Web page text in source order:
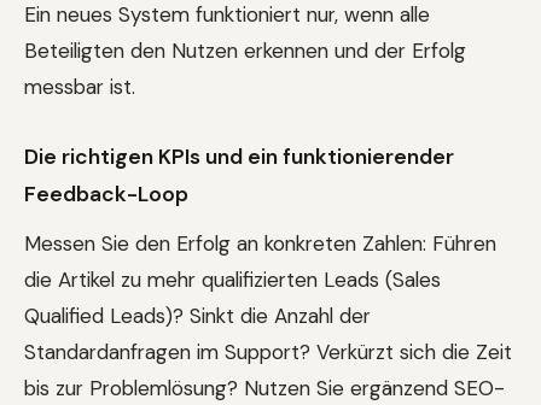
Ein neues System funktioniert nur, wenn alle
Beteiligten den Nutzen erkennen und der Erfolg
messbar ist.
Die richtigen KPIs und ein funktionierender
Feedback-Loop
Messen Sie den Erfolg an konkreten Zahlen: Führen
die Artikel zu mehr qualifizierten Leads (Sales
Qualified Leads)? Sinkt die Anzahl der
Standardanfragen im Support? Verkürzt sich die Zeit
bis zur Problemlösung? Nutzen Sie ergänzend SEO-